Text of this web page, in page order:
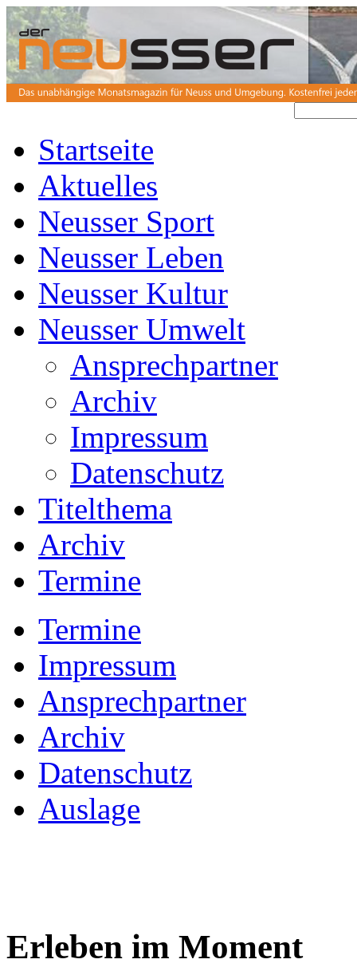
Startseite
Aktuelles
Neusser Sport
Neusser Leben
Neusser Kultur
Neusser Umwelt
Ansprechpartner
Archiv
Impressum
Datenschutz
Titelthema
Archiv
Termine
Termine
Impressum
Ansprechpartner
Archiv
Datenschutz
Auslage
Erleben im Moment